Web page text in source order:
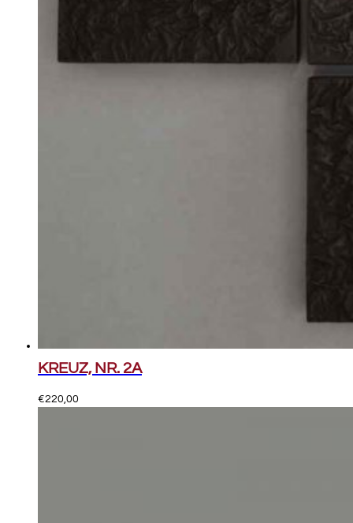
KREUZ, NR. 2A
€220,00